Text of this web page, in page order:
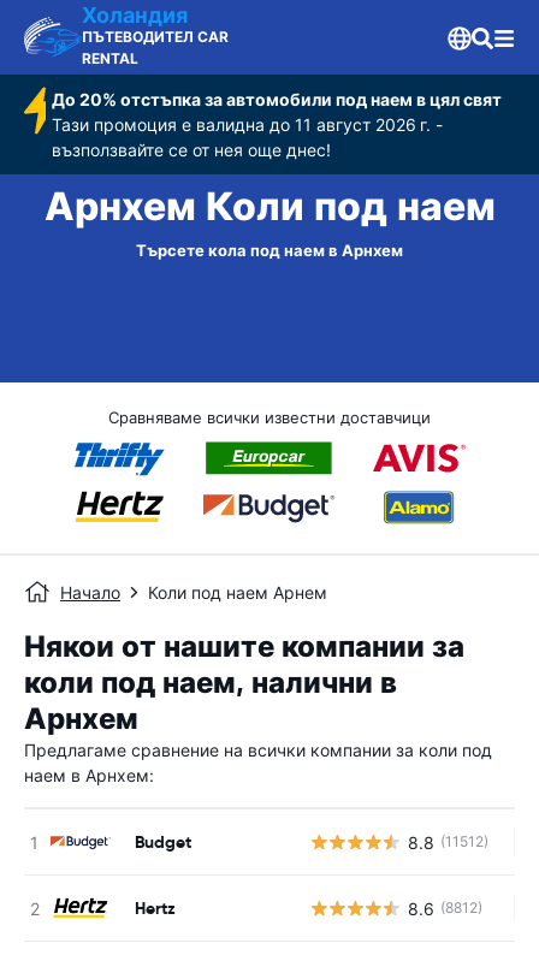
Холандия
ПЪТЕВОДИТЕЛ CAR
RENTAL
До 20% отстъпка за автомобили под наем в цял свят
Тази промоция е валидна до 11 август 2026 г. -
възползвайте се от нея още днес!
Арнхем Коли под наем
Търсете кола под наем в Арнхем
Сравняваме всички известни доставчици
Начало Коли под наем Арнем
Някои от нашите компании за
коли под наем, налични в
Арнхем
Предлагаме сравнение на всички компании за коли под
наем в Арнхем:
Budget 8.8 (11512)
Hertz 8.6 (8812)